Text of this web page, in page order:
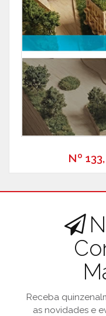
Nº
Receba
as novidades e